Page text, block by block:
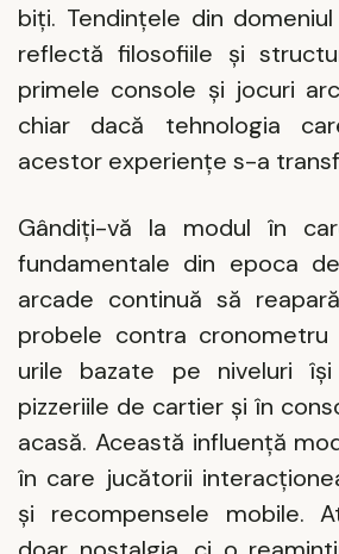
biți. Tendințele din
reflectă filosofiile și
primele console și jocuri
chiar dacă tehnologia
acestor experiențe s-a
Gândiți-vă la modul în
fundamentale din epoca
arcade continuă să
probele contra
urile bazate pe niveluri
pizzeriile de cartier și în
acasă. Această influență
în care jucătorii
și recompensele mobile.